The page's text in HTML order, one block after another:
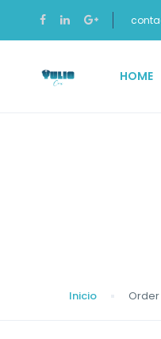
HOME
Inicio Order